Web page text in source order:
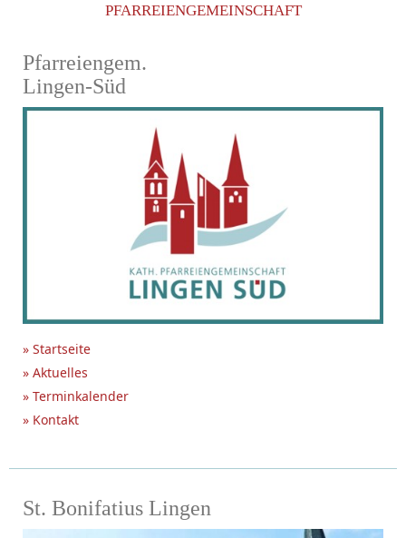
PFARREIENGEMEINSCHAFT
Pfarreiengem.
Lingen-Süd
» Startseite
» Aktuelles
» Terminkalender
» Kontakt
St. Bonifatius Lingen